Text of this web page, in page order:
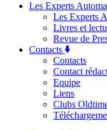
Les Experts
Les Experts
Livres et
Revue de
Contacts
Contacts
Contact
Equipe
Liens
Clubs